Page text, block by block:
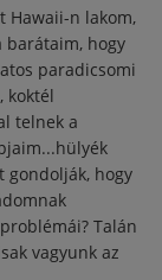
Hawaii-n lakom,
barátaim, hogy
paradicsomi
koktél
telnek a
gondolják, hogy
Talán
vagyunk az